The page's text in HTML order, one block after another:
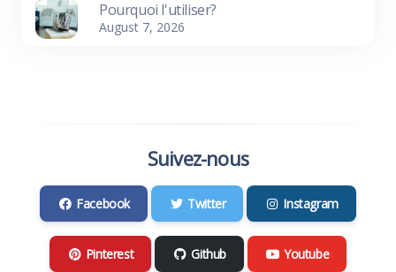
Pourquoi l'utiliser?
August 7, 2026
Suivez-nous
Facebook Twitter Instagram
Pinterest Github Youtube